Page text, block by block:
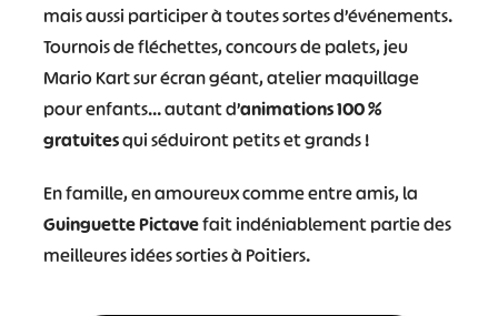
mais aussi participer à toutes sortes d’événements.
Tournois de fléchettes, concours de palets, jeu
Mario Kart sur écran géant, atelier maquillage
pour enfants… autant d’animations 100 %
gratuitesqui séduiront petits et grands !
En famille, en amoureux comme entre amis, la
Guinguette Pictavefait indéniablement partie des
meilleures idées sorties à Poitiers.